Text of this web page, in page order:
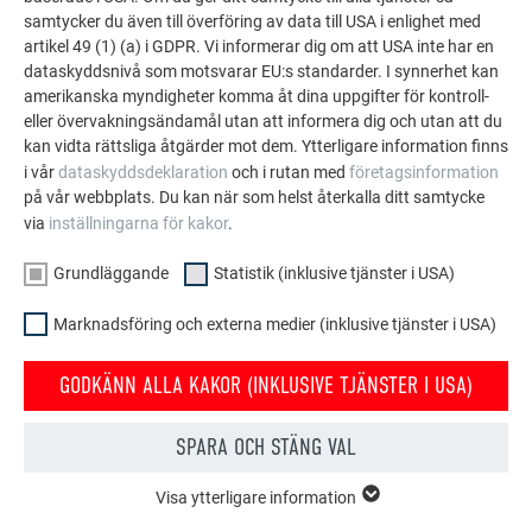
LÅT DIG INSPIRERAS
PREFA:s referensgalleri visar hur mångsidigt
aluminium kan användas. Upptäck fler imponerande
projekt med PREFA:s hållbara aluminiumlösningar för
tak, solenergi och fasader.
samtycker du även till överföring av data till USA i enlighet med
artikel 49 (1) (a) i GDPR. Vi informerar dig om att USA inte har en
dataskyddsnivå som motsvarar EU:s standarder. I synnerhet kan
amerikanska myndigheter komma åt dina uppgifter för kontroll-
eller övervakningsändamål utan att informera dig och utan att du
kan vidta rättsliga åtgärder mot dem. Ytterligare information finns
i vårdataskyddsdeklaration och i rutan med företagsinformation
på vår webbplats. Du kan när som helst återkalla ditt samtycke
via inställningarna för kakor.
Grundläggande Statistik (inklusive tjänster i USA)
Marknadsföring och externa medier (inklusive tjänster i USA)
GODKÄNN ALLA KAKOR (INKLUSIVE TJÄNSTER I USA)
SPARA OCH STÄNG VAL
GRUNDLÄGGANDEVisa ytterligare information